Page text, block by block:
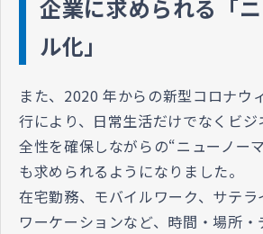
企業に求められる「
ル化」
また、2020 年からの新型コロナウ
行により、日常生活だけでなくビ
全性を確保しながらの“ニューノー
も求められるようになりました。
在宅勤務、モバイルワーク、サテ
ワーケーションなど、時間・場所